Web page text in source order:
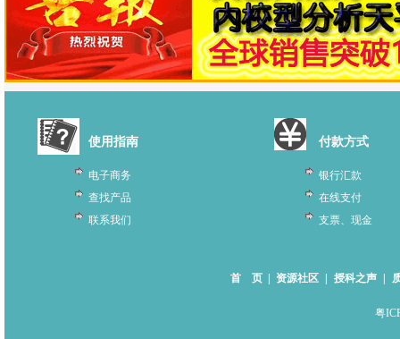
使用指南
电子商务
查找产品
联系我们
付款方式
银行汇款
在线支付
支票、现金
首 页 资源社区 授科之声
粤